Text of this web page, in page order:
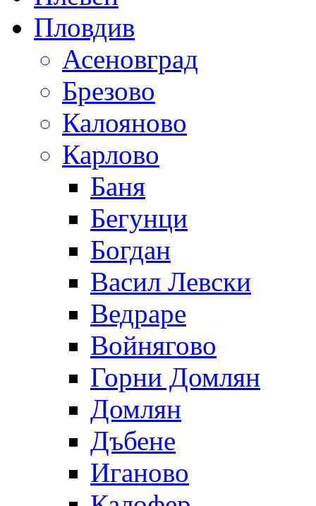
Пловдив
Асеновград
Брезово
Калояново
Карлово
Баня
Бегунци
Богдан
Васил Левски
Ведраре
Войнягово
Горни Домлян
Домлян
Дъбене
Иганово